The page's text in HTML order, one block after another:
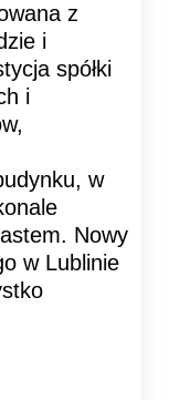
z
i
spółki
i
w
Nowy
w Lublinie